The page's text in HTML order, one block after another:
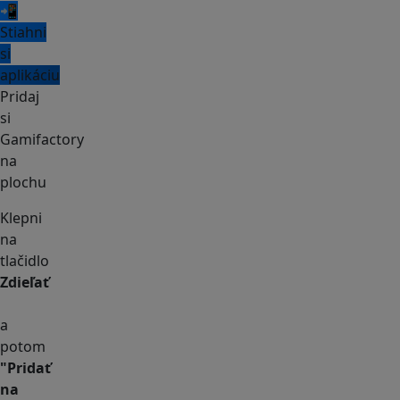
📲
Stiahni
si
aplikáciu
Pridaj
si
Gamifactory
na
plochu
Klepni
na
tlačidlo
Zdieľať
a
potom
"Pridať
na